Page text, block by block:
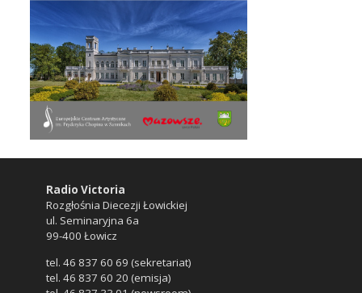
Radio Victoria
Rozgłośnia Diecezji Łowickiej
ul. Seminaryjna 6a
99-400 Łowicz
tel. 46 837 60 69 (sekretariat)
tel. 46 837 60 20 (emisja)